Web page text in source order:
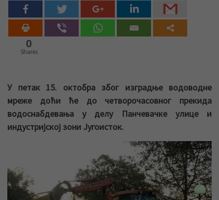
0
Shares
У петак 15. октобра због изградње водоводне
мреже доћи ће до четворочасовног прекида
водоснабдевања у делу Панчевачке улице и
индустријској зони Југоисток.